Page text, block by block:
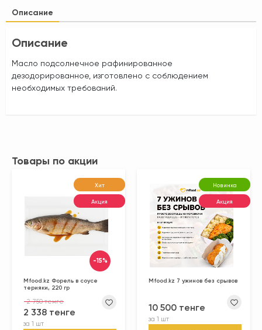
Описание
Описание
Масло подсолнечное рафинированное
дезодорированное, изготовлено с соблюдением
необходимых требований.
Товары по акции
Хит
Акция
-15%
Mfood.kz Форель в соусе
терияки, 220 гр
2 338 тенге
за 1 шт
2 750 тенге
Новинка
Акция
Mfood.kz 7 ужинов без срывов
10 500 тенге
за 1 шт